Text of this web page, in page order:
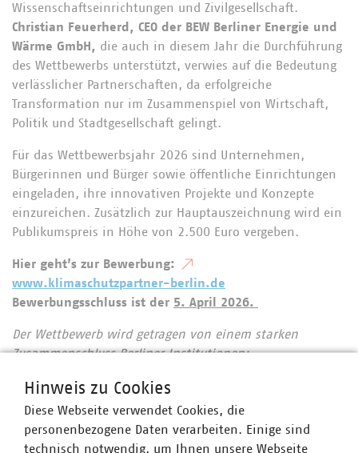
Wissenschaftseinrichtungen und Zivilgesellschaft.
Christian Feuerherd, CEO der BEW Berliner Energie und
Wärme GmbH, die auch in diesem Jahr die Durchführung
des Wettbewerbs unterstützt, verwies auf die Bedeutung
verlässlicher Partnerschaften, da erfolgreiche
Transformation nur im Zusammenspiel von Wirtschaft,
Politik und Stadtgesellschaft gelingt.
Für das Wettbewerbsjahr 2026 sind Unternehmen,
Bürgerinnen und Bürger sowie öffentliche Einrichtungen
eingeladen, ihre innovativen Projekte und Konzepte
einzureichen. Zusätzlich zur Hauptauszeichnung wird ein
Publikumspreis in Höhe von 2.500 Euro vergeben.
Hier geht’s zur Bewerbung:
www.klimaschutzpartner-berlin.de
Bewerbungsschluss ist der 5. April 2026.
Der Wettbewerb wird getragen von einem starken
Zusammenschluss Berliner Institutionen:
Verband Berlin-Brandenburgischer
Wohnungsunternehmen e.V., Berlin Partner für Wirtschaft
und Technologie, Fachgemeinschaft Bau Berlin-
Brandenburg e.V., Handelsverband Berlin-Brandenburg
Hinweis zu Cookies
Diese Webseite verwendet Cookies, die
personenbezogene Daten verarbeiten. Einige sind
technisch notwendig, um Ihnen unsere Webseite